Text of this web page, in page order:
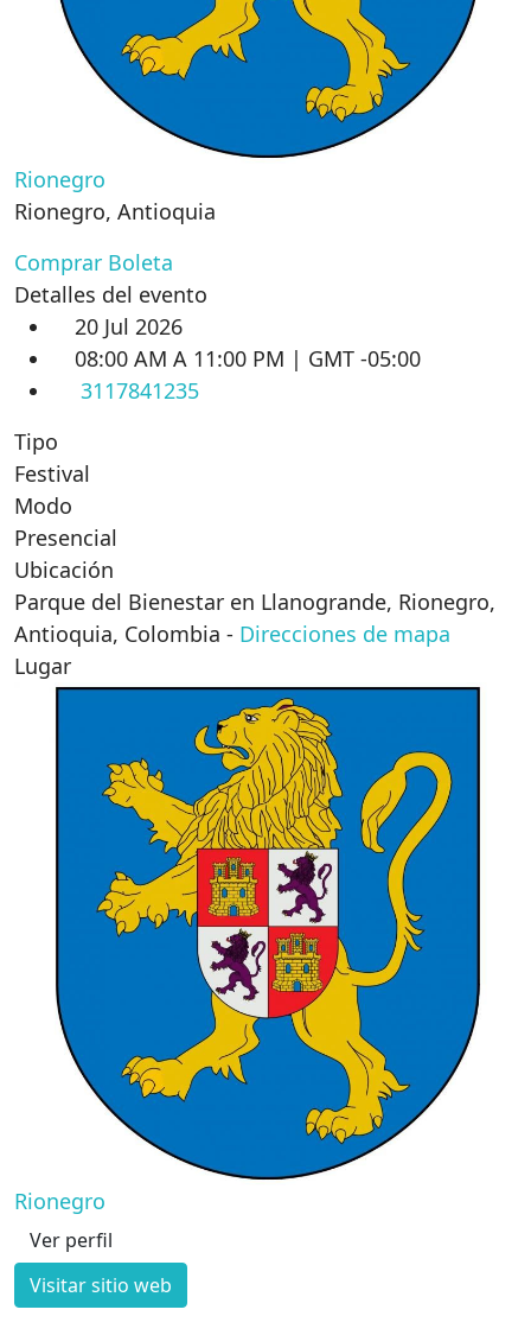
Rionegro
Rionegro, Antioquia
Comprar Boleta
Detalles del evento
20 Jul 2026
08:00 AM A 11:00 PM | GMT -05:00
3117841235
Tipo
Festival
Modo
Presencial
Ubicación
Parque del Bienestar en Llanogrande, Rionegro,
Antioquia, Colombia - Direcciones de mapa
Lugar
Rionegro
Ver perfil
Visitar sitio web